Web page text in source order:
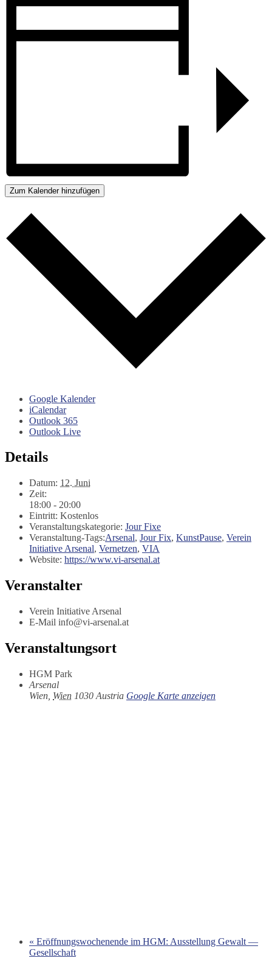
Zum Kalender hinzufügen
Google Kalender
iCalendar
Outlook 365
Outlook Live
Details
Datum: 12. Juni
Zeit:
18:00 - 20:00
Eintritt: Kostenlos
Veranstaltungskategorie: Jour Fixe
Veranstaltung-Tags:Arsenal, Jour Fix, KunstPause, Verein
Initiative Arsenal, Vernetzen, VIA
Website: https://www.vi-arsenal.at
Veranstalter
Verein Initiative Arsenal
E-Mail info@vi-arsenal.at
Veranstaltungsort
HGM Park
Arsenal
Wien Wien 1030 Austria Google Karte anzeigen
« Eröffnungswochenende im HGM: Ausstellung Gewalt —
Gesellschaft